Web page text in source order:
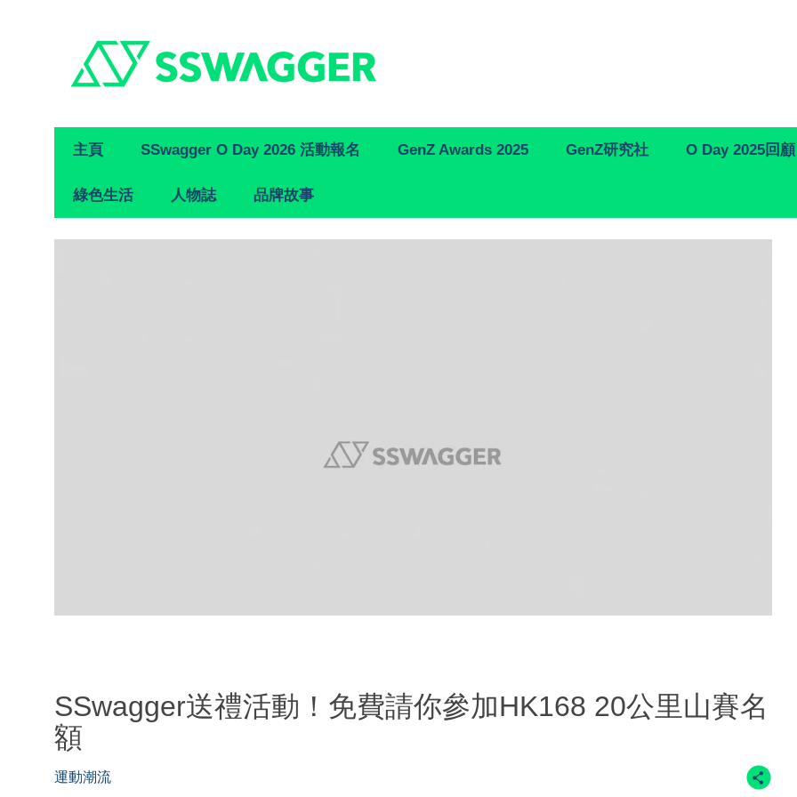
Primary
Navigation
主頁 SSwagger O Day 2026 活動報名 GenZ Awards 2025 GenZ研究社 O Day 2025回顧
綠色生活 人物誌 品牌故事
SSwagger送禮活動！免費請你參加HK168 20公里山賽名
額
運動潮流